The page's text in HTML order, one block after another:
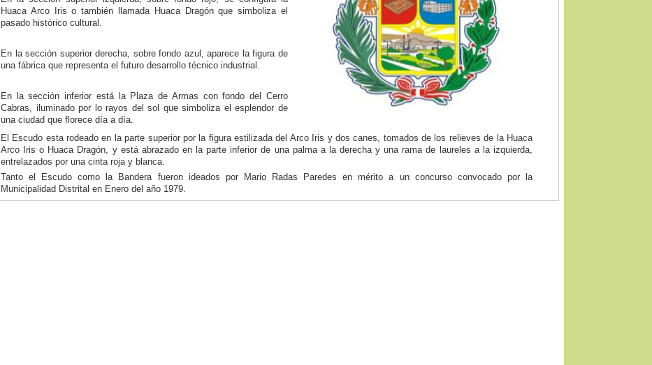
Huaca Arco Iris o también llamada Huaca Dragón que simboliza el
pasado histórico cultural.
En la sección superior derecha, sobre fondo azul, aparece la figura de
una fábrica que representa el futuro desarrollo técnico industrial.
En la sección inferior está la Plaza de Armas con fondo del Cerro
Cabras, iluminado por lo rayos del sol que simboliza el esplendor de
una ciudad que florece día a día.
El Escudo esta rodeado en la parte superior por la figura estilizada del Arco Iris y dos canes, tomados de los relieves de la Huaca
Arco Iris o Huaca Dragón, y está abrazado en la parte inferior de una palma a la derecha y una rama de laureles a la izquierda,
entrelazados por una cinta roja y blanca.
Tanto el Escudo como la Bandera fueron ideados por Mario Radas Paredes en mérito a un concurso convocado por la
Municipalidad Distrital en Enero del año 1979.